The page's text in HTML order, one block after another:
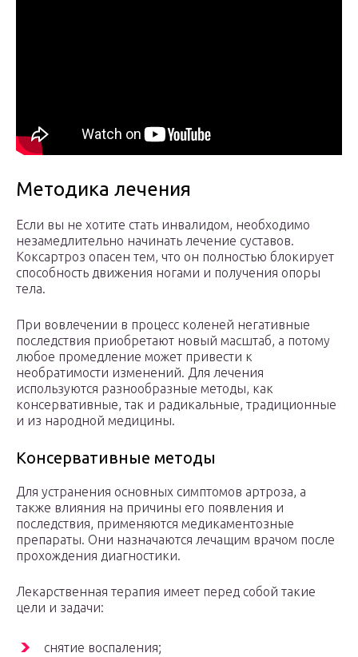
Методика лечения
Если вы не хотите стать инвалидом, необходимо
незамедлительно начинать лечение суставов.
Коксартроз опасен тем, что он полностью блокирует
способность движения ногами и получения опоры
тела.
При вовлечении в процесс коленей негативные
последствия приобретают новый масштаб, а потому
любое промедление может привести к
необратимости изменений. Для лечения
используются разнообразные методы, как
консервативные, так и радикальные, традиционные
и из народной медицины.
Консервативные методы
Для устранения основных симптомов артроза, а
также влияния на причины его появления и
последствия, применяются медикаментозные
препараты. Они назначаются лечащим врачом после
прохождения диагностики.
Лекарственная терапия имеет перед собой такие
цели и задачи:
снятие воспаления;